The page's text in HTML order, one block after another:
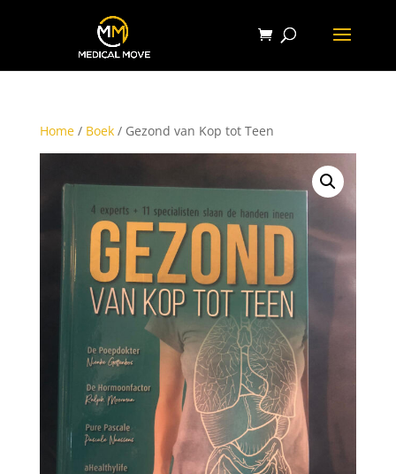
Home/ Boek/ Gezond van Kop tot Teen